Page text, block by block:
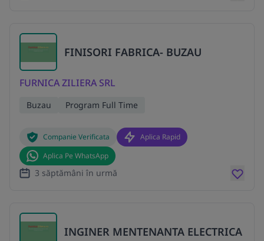
FINISORI FABRICA- BUZAU
FURNICA ZILIERA SRL
Buzau Program Full Time
Companie Verificata
Aplica Rapid
Aplica Pe WhatsApp
3 săptămâni în urmă
INGINER MENTENANTA ELECTRICA